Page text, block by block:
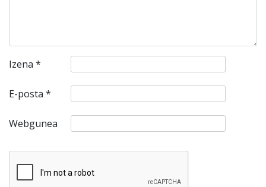
Izena *
E-posta *
Webgunea